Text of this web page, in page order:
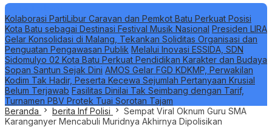
Berita Terbaru
Kolaborasi PartiLibur Caravan dan Pemkot Batu Perkuat Posisi
Kota Batu sebagai Destinasi Festival Musik Nasional Presiden LIRA
Gelar Konsolidasi di Malang, Tekankan Soliditas Organisasi dan
Penguatan Pengawasan Publik Melalui Inovasi ESSIDA, SDN
Sidomulyo 02 Kota Batu Perkuat Pendidikan Karakter dan Budaya
Sopan Santun Sejak Dini AMOS Gelar FGD KDKMP, Perwakilan
Kodim Tak Hadir, Peserta Kecewa Sejumlah Pertanyaan Krusial
Belum Terjawab Fasilitas Dinilai Tak Seimbang dengan Tarif,
Turnamen PBV Protek Tuai Sorotan Tajam
Beranda
berita Inf Polisi
Sempat Viral Oknum Guru SMA
Karanganyer Mencabuli Muridnya Akhirnya Dipolisikan